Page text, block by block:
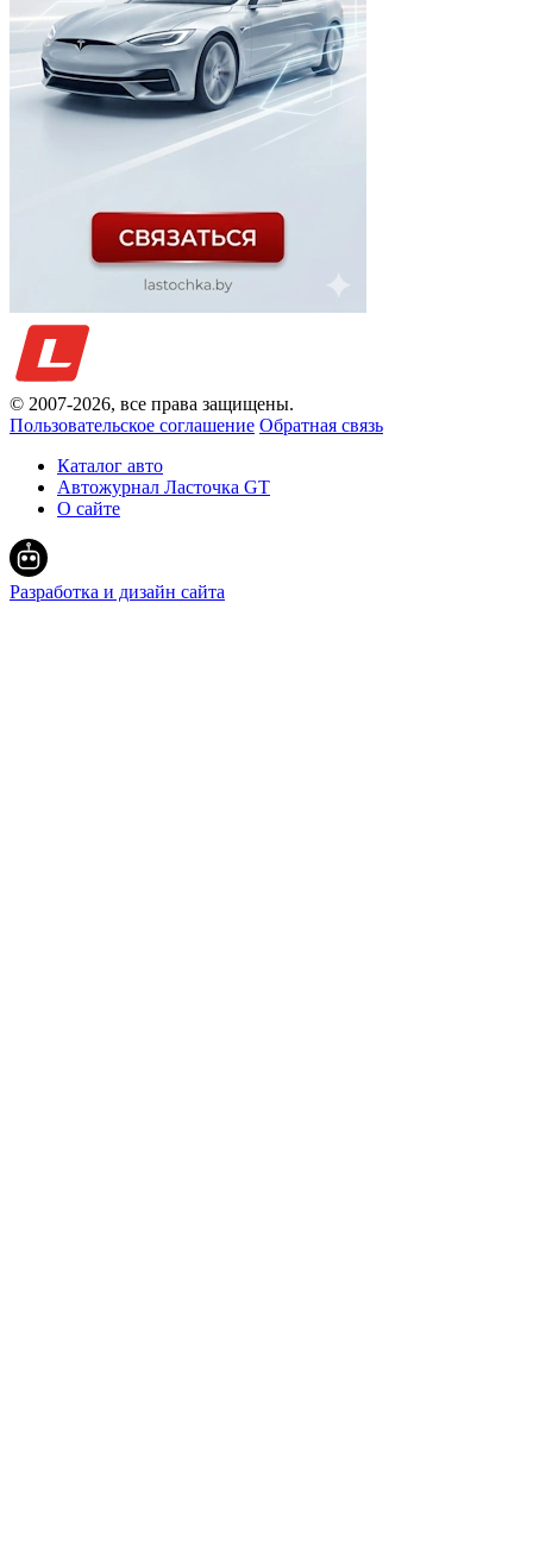
© 2007-2026, все права защищены.
Пользовательское соглашение Обратная связь
Каталог авто
Автожурнал Ласточка GT
О сайте
Разработка и дизайн сайта